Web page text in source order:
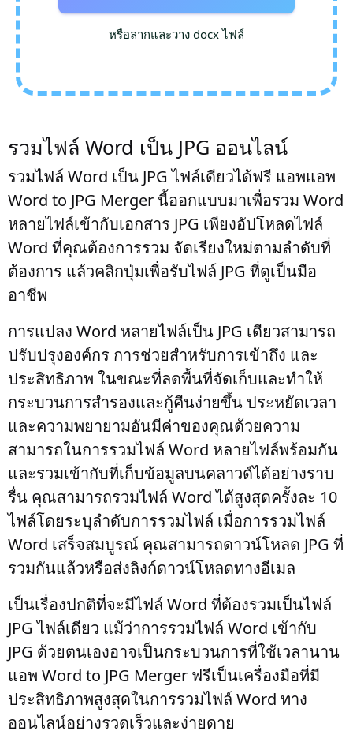
หรือลากและวาง docx ไฟล์
รวมไฟล์ Word เป็น JPG ออนไลน์
รวมไฟล์ Word เป็น JPG ไฟล์เดียวได้ฟรี แอพแอพ
Word to JPG Merger นี้ออกแบบมาเพื่อรวม Word
หลายไฟล์เข้ากับเอกสาร JPG เพียงอัปโหลดไฟล์
Word ที่คุณต้องการรวม จัดเรียงใหม่ตามลำดับที่
ต้องการ แล้วคลิกปุ่มเพื่อรับไฟล์ JPG ที่ดูเป็นมือ
อาชีพ
การแปลง Word หลายไฟล์เป็น JPG เดียวสามารถ
ปรับปรุงองค์กร การช่วยสำหรับการเข้าถึง และ
ประสิทธิภาพ ในขณะที่ลดพื้นที่จัดเก็บและทำให้
กระบวนการสำรองและกู้คืนง่ายขึ้น ประหยัดเวลา
และความพยายามอันมีค่าของคุณด้วยความ
สามารถในการรวมไฟล์ Word หลายไฟล์พร้อมกัน
และรวมเข้ากับที่เก็บข้อมูลบนคลาวด์ได้อย่างราบ
รื่น คุณสามารถรวมไฟล์ Word ได้สูงสุดครั้งละ 10
ไฟล์โดยระบุลำดับการรวมไฟล์ เมื่อการรวมไฟล์
Word เสร็จสมบูรณ์ คุณสามารถดาวน์โหลด JPG ที่
รวมกันแล้วหรือส่งลิงก์ดาวน์โหลดทางอีเมล
เป็นเรื่องปกติที่จะมีไฟล์ Word ที่ต้องรวมเป็นไฟล์
JPG ไฟล์เดียว แม้ว่าการรวมไฟล์ Word เข้ากับ
JPG ด้วยตนเองอาจเป็นกระบวนการที่ใช้เวลานาน
แอพ Word to JPG Merger ฟรีเป็นเครื่องมือที่มี
ประสิทธิภาพสูงสุดในการรวมไฟล์ Word ทาง
ออนไลน์อย่างรวดเร็วและง่ายดาย